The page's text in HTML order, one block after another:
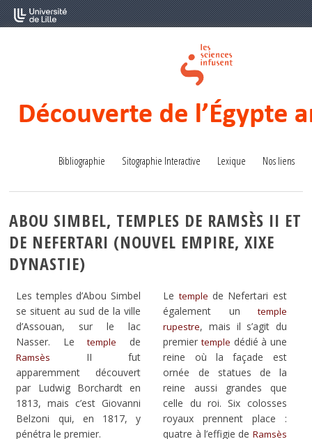
Bibliographie Sitographie Interactive Lexique Nos liens
ABOU SIMBEL, TEMPLES DE RAMSÈS II ET
DE NEFERTARI (NOUVEL EMPIRE, XIXE
DYNASTIE)
Les temples d’Abou Simbel
se situent au sud de la ville
d’Assouan, sur le lac
Nasser. Letemple de
Ramsès
II fut
apparemment découvert
par Ludwig Borchardt en
1813, mais c’est Giovanni
Belzoni qui, en 1817, y
pénétra le premier.
Le temple de Nefertari est
également un temple
rupestre, mais il s’agit du
premier temple dédié à une
reine où la façade est
ornée de statues de la
reine aussi grandes que
celle du roi. Six colosses
royaux prennent place :
quatre à l’effigie de Ramsès